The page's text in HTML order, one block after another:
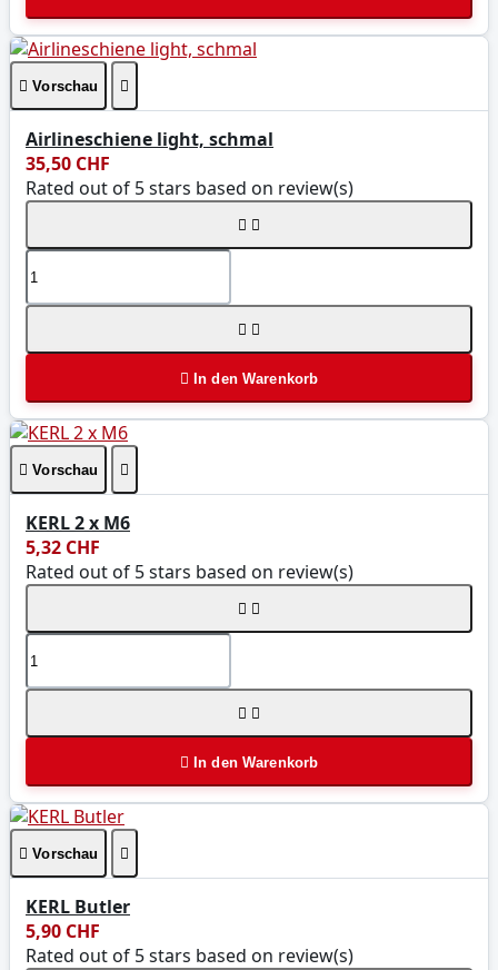
 Vorschau 
Airlineschiene light, schmal
35,50 CHF
Rated out of 5 stars based on review(s)
 
 
 In den Warenkorb
 Vorschau 
KERL 2 x M6
5,32 CHF
Rated out of 5 stars based on review(s)
 
 
 In den Warenkorb
 Vorschau 
KERL Butler
5,90 CHF
Rated out of 5 stars based on review(s)